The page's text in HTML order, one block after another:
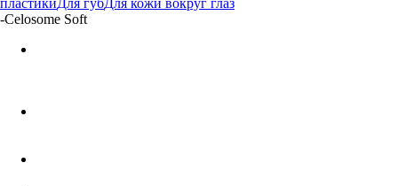
-Celosome Soft